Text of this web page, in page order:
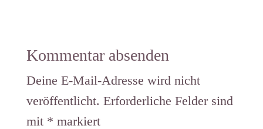
einer
Aktie
AktionärI
n wirst
und ob es
sich für
dich lohnt
Kommentar absenden
Deine E-Mail-Adresse wird nicht
veröffentlicht. Erforderliche Felder sind
mit * markiert